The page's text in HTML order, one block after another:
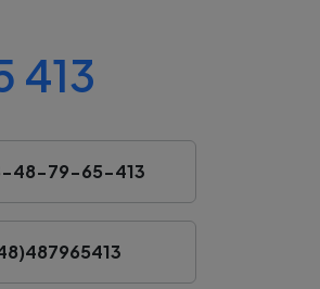
413
48-79-65-413